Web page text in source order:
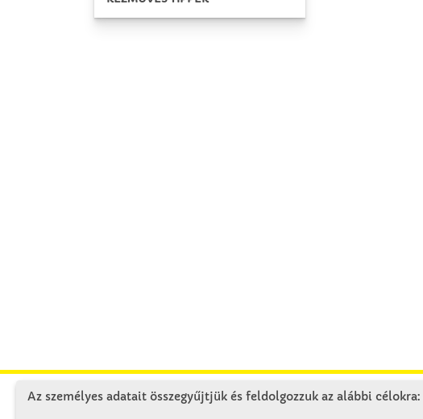
Az személyes adatait összegyűjtjük és feldolgozzuk az alábbi célokra: